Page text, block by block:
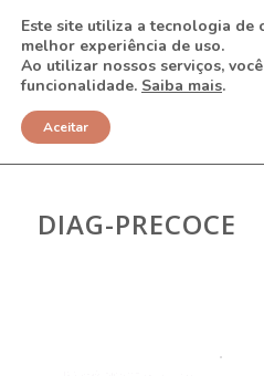
NOTÍCIAS
DIAG-PRECOCE
Este site utiliza a tecnologia de
melhor experiência de uso.
Ao utilizar nossos serviços,
funcionalidade. Saiba mais.
Aceitar